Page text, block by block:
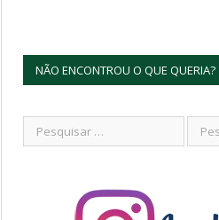
NÃO ENCONTROU O QUE QUERIA?